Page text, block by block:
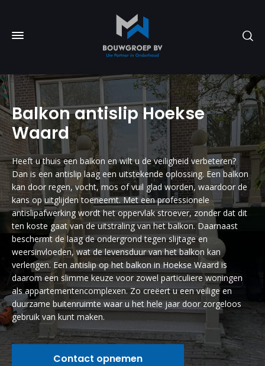
Balkon antislip Hoekse
Waard
Heeft u thuis een balkon en wilt u de veiligheid verbeteren?
Dan is een antislip laag een uitstekende oplossing. Een balkon
kan door regen, vocht, mos of vuil glad worden, waardoor de
kans op uitglijden toeneemt. Met een professionele
antislipafwerking wordt het oppervlak stroever, zonder dat dit
ten koste gaat van de uitstraling van het balkon. Daarnaast
beschermt de laag de ondergrond tegen slijtage en
weersinvloeden, wat de levensduur van het balkon kan
verlengen. Een antislip op het balkon in Hoekse Waard is
daarom een slimme keuze voor zowel particuliere woningen
als appartementencomplexen. Zo creëert u een veilige en
duurzame buitenruimte waar u het hele jaar door zorgeloos
gebruik van kunt maken.
Contact opnemen